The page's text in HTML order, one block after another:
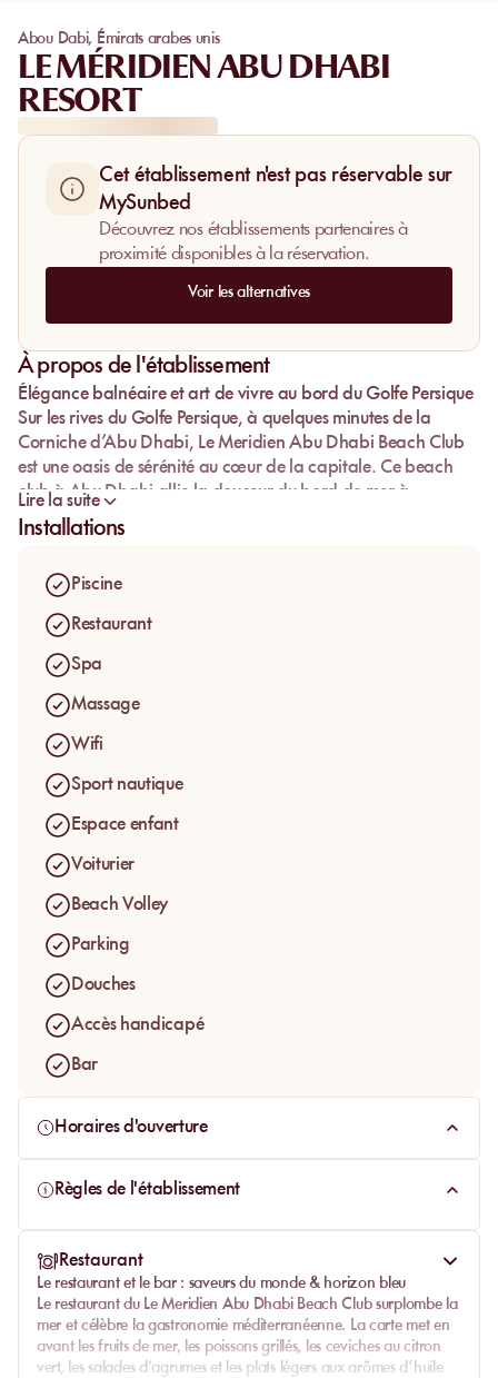
Abou Dabi, Émirats arabes unis
LE MÉRIDIEN ABU DHABI
RESORT
Cet établissement n'est pas réservable sur
MySunbed
Découvrez nos établissements partenaires à
proximité disponibles à la réservation.
Voir les alternatives
À propos de l'établissement
Élégance balnéaire et art de vivre au bord du Golfe Persique
Sur les rives du Golfe Persique, à quelques minutes de la
Corniche d’Abu Dhabi, Le Meridien Abu Dhabi Beach Club
est une oasis de sérénité au cœur de la capitale. Ce beach
club à Abu Dhabi allie la douceur du bord de merà
l’élégance d’un
plage privée,piscine à débordement
Véritable
expérience complète du lever au coucher du soleil : farniente,
sable fin et eaux cristallines, Le Meridien incarne le
discretet la convivialité méditerranéenne dans un cadre chic
et intemporel.
Lire la suite
Installations
Piscine
Restaurant
Spa
Massage
Wifi
Sport nautique
Espace enfant
Voiturier
Beach Volley
Parking
Douches
Accès handicapé
Bar
Horaires d'ouverture
Règles de l'établissement
Restaurant
Le restaurant et le bar : saveurs du monde & horizon bleu
Le restaurant du Le Meridien Abu Dhabi Beach Clubsurplombe la
mer et célèbre la gastronomie méditerranéenne. La carte met en
avant lesfruits de mer, les poissons grillés, les ceviches au citron
vert, les salades d’agrumes et les plats légers aux arômes d’huile